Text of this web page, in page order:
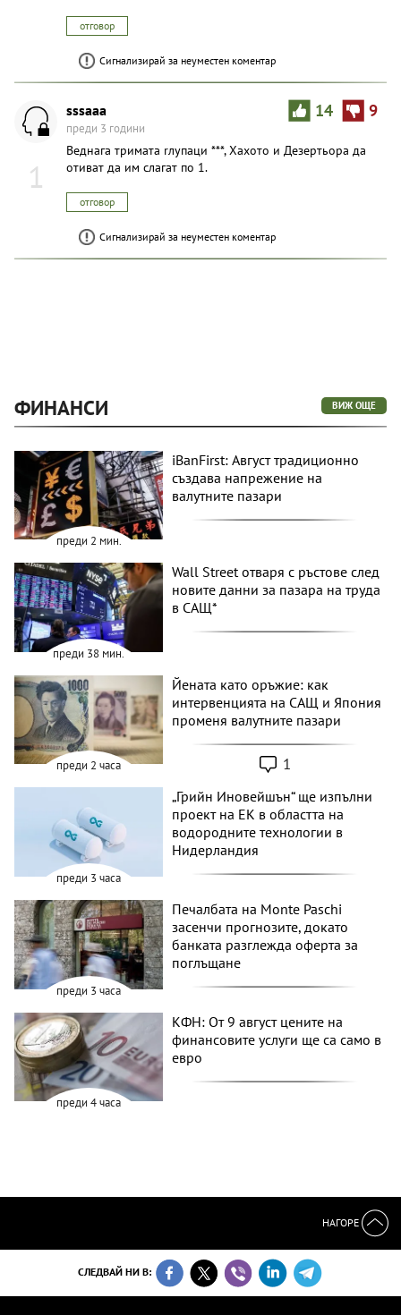
отговор
Сигнализирай за неуместен коментар
1
14 9
sssaaa
преди 3 години
Веднага тримата rлупаци ***, Хахото и Дезертьора да
отиват да им слагат по 1.
отговор
Сигнализирай за неуместен коментар
ФИНАНСИ ВИЖ ОЩЕ
преди 2 мин.
iBanFirst: Август традиционно
създава напрежение на
валутните пазари
преди 38 мин.
Wall Street отваря с ръстове след
новите данни за пазара на труда
в САЩ*
преди 2 часа
Йената като оръжие: как
интервенцията на САЩ и Япония
променя валутните пазари
1
преди 3 часа
„Грийн Иновейшън“ ще изпълни
проект на ЕК в областта на
водородните технологии в
Нидерландия
преди 3 часа
Печалбата на Monte Paschi
засенчи прогнозите, докато
банката разглежда оферта за
поглъщане
преди 4 часа
КФН: От 9 август цените на
финансовите услуги ще са само в
евро
НАГОРЕ
СЛЕДВАЙ НИ В: